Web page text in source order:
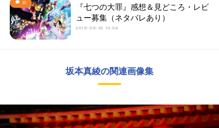
10
『七つの大罪』感想＆見どころ・レビ
ュー募集（ネタバレあり）
2019-09-25 10:56
坂本真綾の関連画像集